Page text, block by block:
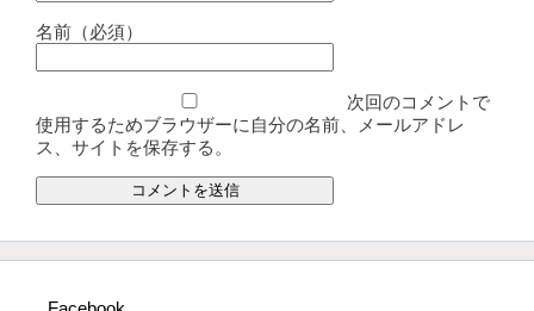
名前（必須）
次回のコメントで
使用するためブラウザーに自分の名前、メールアドレ
ス、サイトを保存する。